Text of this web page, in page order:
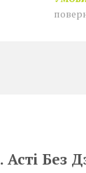
Без